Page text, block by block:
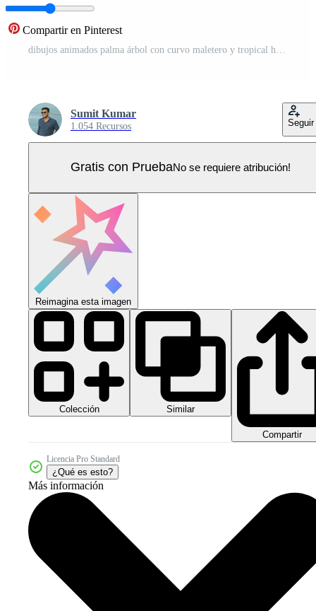
Compartir en Pinterest
Sumit Kumar
1.054 Recursos Seguir
Gratis con PruebaNo se requiere atribución!
Reimagina esta imagen
Colección Similar
Compartir
Licencia Pro Standard
¿Qué es esto?
Más información